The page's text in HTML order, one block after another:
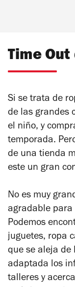
Time Out
Si se trata de
de las grandes
el niño, y
temporada.
de una tienda
este un gran
No es muy
agradable para
Podemos
juguetes, ropa
que se aleja de
adaptada los
talleres y